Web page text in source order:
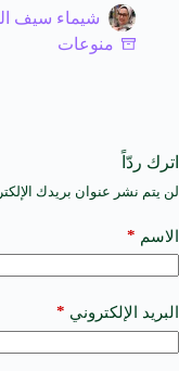
شيماء سيف
منوعات
اترك ردّاً
لن يتم نشر عنوان بريدك
الاسم *
البريد الإلكتروني *
A
t
e
a
t
i